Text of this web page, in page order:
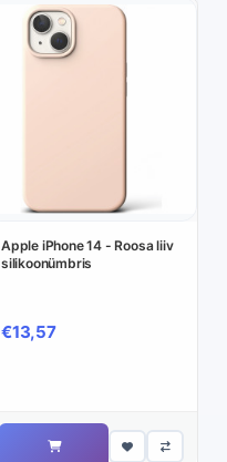
Apple iPhone 14 - Roosa liiv
silikoonümbris
€13,57